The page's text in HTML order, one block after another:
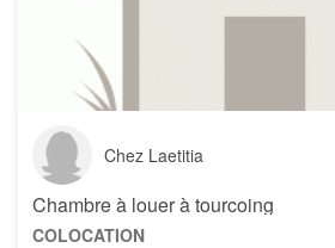
Chez Laetitia
Chambre à louer à tourcoing
COLOCATION